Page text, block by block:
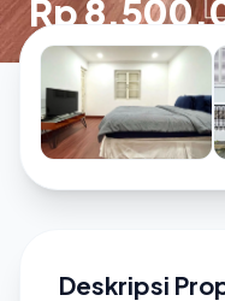
Rp
Deskripsi